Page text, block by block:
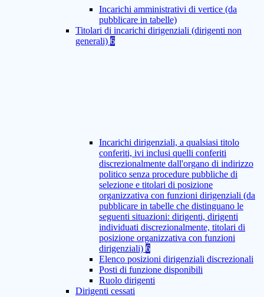
Incarichi amministrativi di vertice (da
pubblicare in tabelle)
Titolari di incarichi dirigenziali (dirigenti non
generali) 6
Incarichi dirigenziali, a qualsiasi titolo
conferiti, ivi inclusi quelli conferiti
discrezionalmente dall'organo di indirizzo
politico senza procedure pubbliche di
selezione e titolari di posizione
organizzativa con funzioni dirigenziali (da
pubblicare in tabelle che distinguano le
seguenti situazioni: dirigenti, dirigenti
individuati discrezionalmente, titolari di
posizione organizzativa con funzioni
dirigenziali) 6
Elenco posizioni dirigenziali discrezionali
Posti di funzione disponibili
Ruolo dirigenti
Dirigenti cessati